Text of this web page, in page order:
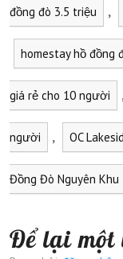
đồng đò 3.5 triệu ,
homestay hồ đồng
giá rẻ cho 10 người
người , OC
Đồng Đò Nguyên Khu
Để lại một